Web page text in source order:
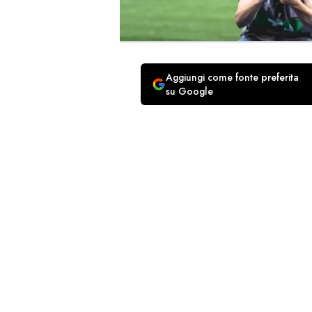
Aggiungi come fonte preferita
su Google